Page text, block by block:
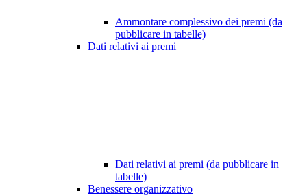
Ammontare complessivo dei premi (da
pubblicare in tabelle)
Dati relativi ai premi
Dati relativi ai premi (da pubblicare in
tabelle)
Benessere organizzativo